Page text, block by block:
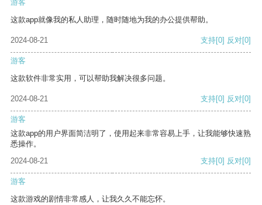
游客
这款app就像我的私人助理，随时随地为我的办公提供帮助。
2024-08-21 支持[0] 反对[0]
游客
这款软件非常实用，可以帮助我解决很多问题。
2024-08-21 支持[0] 反对[0]
游客
这款app的用户界面简洁明了，使用起来非常容易上手，让我能够快速熟
悉操作。
2024-08-21
支持[0] 反对[0]
游客
这款游戏的剧情非常感人，让我久久不能忘怀。